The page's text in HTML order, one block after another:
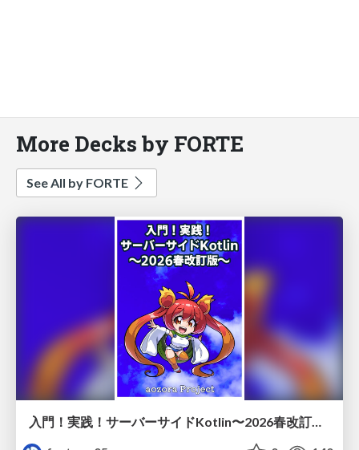
More Decks by FORTE
See All by FORTE
入門！実践！サーバーサイドKotlin〜2026春改訂版〜サンプル/sski2_sample